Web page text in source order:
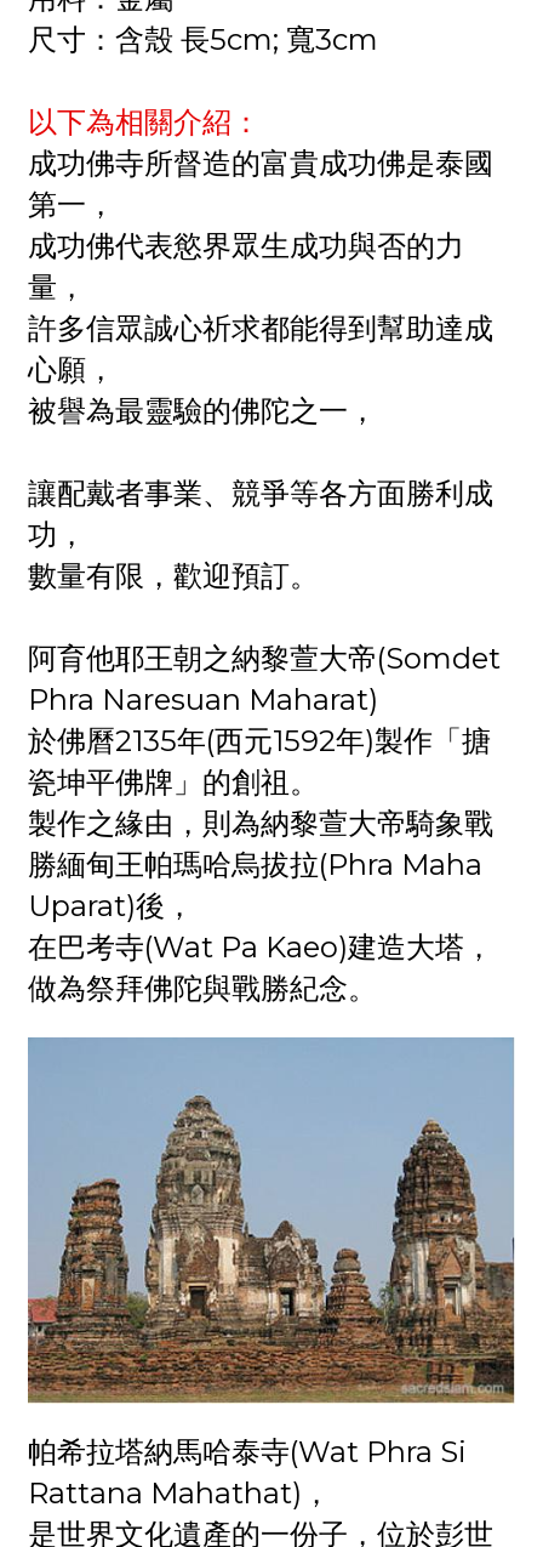
尺寸：含殼 長5cm; 寬3cm
以下為相關介紹：
成功佛寺所督造的富貴成功佛是泰國
第一，
成功佛代表慾界眾生成功與否的力
量，
許多信眾誠心祈求都能得到幫助達成
心願，
被譽為最靈驗的佛陀之一，
讓配戴者事業、競爭等各方面勝利成
功，
數量有限，歡迎預訂。
阿育他耶王朝之納黎萱大帝(Somdet
Phra Naresuan Maharat)
於佛曆2135年(西元1592年)製作「搪
瓷坤平佛牌」的創祖。
製作之緣由，則為納黎萱大帝騎象戰
勝緬甸王帕瑪哈烏拔拉(Phra Maha
Uparat)後，
在巴考寺(Wat Pa Kaeo)建造大塔，
做為祭拜佛陀與戰勝紀念。
帕希拉塔納馬哈泰寺(Wat Phra Si
Rattana Mahathat)，
是世界文化遺產的一份子，位於彭世